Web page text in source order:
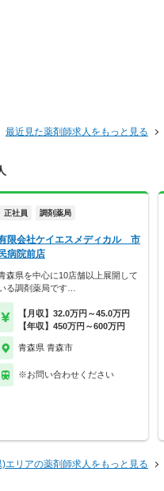
最近見た薬剤師求人をもっと見る
正社員 調剤薬局
限会社ケイエスメディカル 市
民病院前店
森県を中心に10店舗以上展開して
る調剤薬局です…
【月収】32.0万円～45.0万円
【年収】450万円～600万円
青森県 青森市
※お問い合わせください
エリアの薬剤師求人をもっと見る